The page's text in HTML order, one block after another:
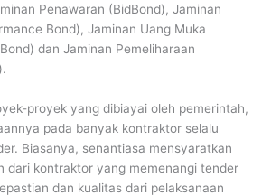
Penawaran (BidBond), Jaminan
Bond), Jaminan Uang Muka
dan Jaminan Pemeliharaan
proyek yang dibiayai oleh pemerintah,
pada banyak kontraktor selalu
Biasanya, senantiasa mensyaratkan
dari kontraktor yang memenangi tender
dan kualitas dari pelaksanaan